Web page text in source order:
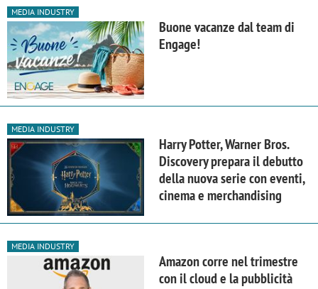
MEDIA INDUSTRY
Buone vacanze dal team di
Engage!
MEDIA INDUSTRY
Harry Potter, Warner Bros.
Discovery prepara il debutto
della nuova serie con eventi,
cinema e merchandising
MEDIA INDUSTRY
Amazon corre nel trimestre
con il cloud e la pubblicità